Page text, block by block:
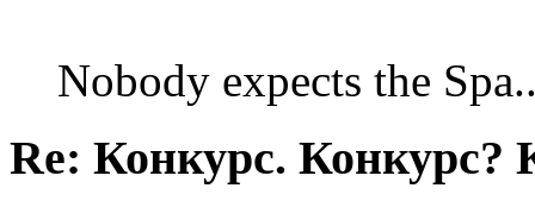
Nobody expects the
Re: Конкурс. Конкурс?